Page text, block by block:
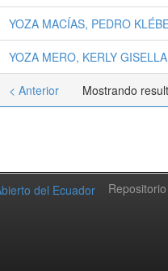
YOZA MACÍAS, PEDRO
YOZA MERO, KERLY GISELLA
Mostrando
< Anterior